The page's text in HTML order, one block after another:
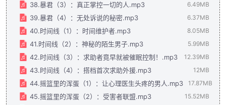
38.暴君（3）：真正掌控一切的人.mp3 6.49MB
39.暴君（4）：无处诉说的秘密.mp3 6.37MB
40.时间线（1）：时间维护者.mp3 8.05MB
41.时间线（2）：神秘的陌生男子.mp3 5.99MB
42.时间线（3）：求助者竟早就被催眠控制！.mp3 12.39MB
43.时间线（4）：搭档首次求助外援.mp3 12MB
44.摇篮里的浑蛋（1）：让心理医生头疼的男人.mp3 17.87MB
45.摇篮里的浑蛋（2）：受害者联盟.mp3 15.52MB